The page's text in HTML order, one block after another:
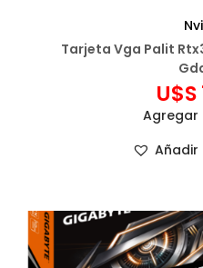
Tarjeta Vga Palit
U$S